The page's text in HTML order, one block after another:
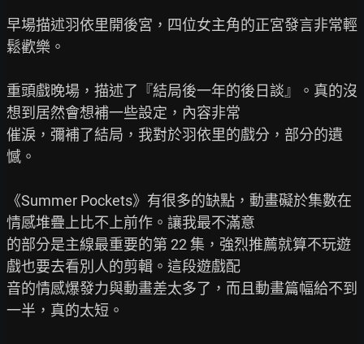
早場描述羽依里開後宮，四位女主角的正宮發言非常輕
鬆歡樂。
重頭戲晚場，描述了『結局後一年的後日談』。真的沒
想到居然會想補一些設定，內容非常
催淚，彌補了結局，我對於羽依里的戲分，部分的遺
憾。
《Summer Pockets》有很多的缺點，動畫礙於集數在
情感堆疊上比不上前作。讓我最不滿意
的部分是主線最重要的第 22 集，強烈推薦就算不玩遊
戲也要去看別人的剪輯。這段遊戲配
音的情感爆發力與動畫差太多了，而且動畫篇幅給不到
一半，真的太短。